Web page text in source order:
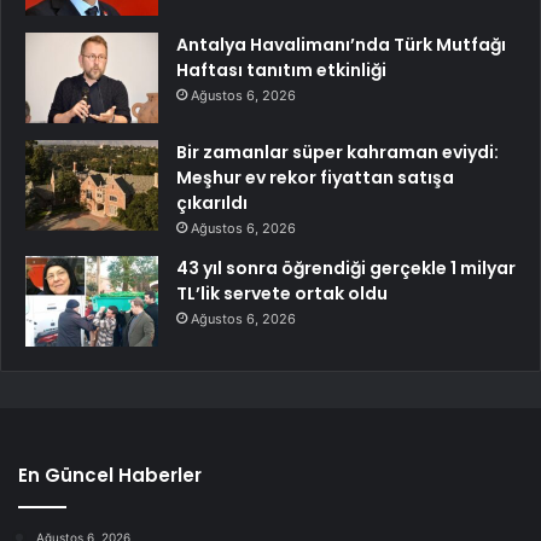
Antalya Havalimanı’nda Türk Mutfağı
Haftası tanıtım etkinliği
Ağustos 6, 2026
Bir zamanlar süper kahraman eviydi:
Meşhur ev rekor fiyattan satışa
çıkarıldı
Ağustos 6, 2026
43 yıl sonra öğrendiği gerçekle 1 milyar
TL’lik servete ortak oldu
Ağustos 6, 2026
En Güncel Haberler
Ağustos 6, 2026